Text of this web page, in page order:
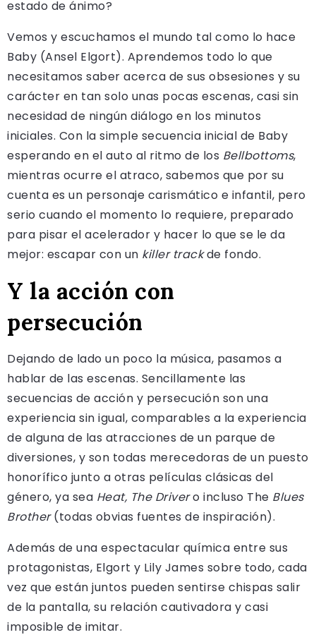
estado de ánimo?
Vemos y escuchamos el mundo tal como lo hace
Baby (Ansel Elgort). Aprendemos todo lo que
necesitamos saber acerca de sus obsesiones y su
carácter en tan solo unas pocas escenas, casi sin
necesidad de ningún diálogo en los minutos
iniciales. Con la simple secuencia inicial de Baby
esperando en el auto al ritmo de los Bellbottoms,
mientras ocurre el atraco, sabemos que por su
cuenta es un personaje carismático e infantil, pero
serio cuando el momento lo requiere, preparado
para pisar el acelerador y hacer lo que se le da
mejor: escapar con un killer trackde fondo.
Y la acción con
persecución
Dejando de lado un poco la música, pasamos a
hablar de las escenas. Sencillamente las
secuencias de acción y persecución son una
experiencia sin igual, comparables a la experiencia
de alguna de las atracciones de un parque de
diversiones, y son todas merecedoras de un puesto
honorífico junto a otras películas clásicas del
género, ya sea Heat, The Drivero incluso The Blues
Brother(todas obvias fuentes de inspiración).
Además de una espectacular química entre sus
protagonistas, Elgort y Lily James sobre todo, cada
vez que están juntos pueden sentirse chispas salir
de la pantalla, su relación cautivadora y casi
imposible de imitar.